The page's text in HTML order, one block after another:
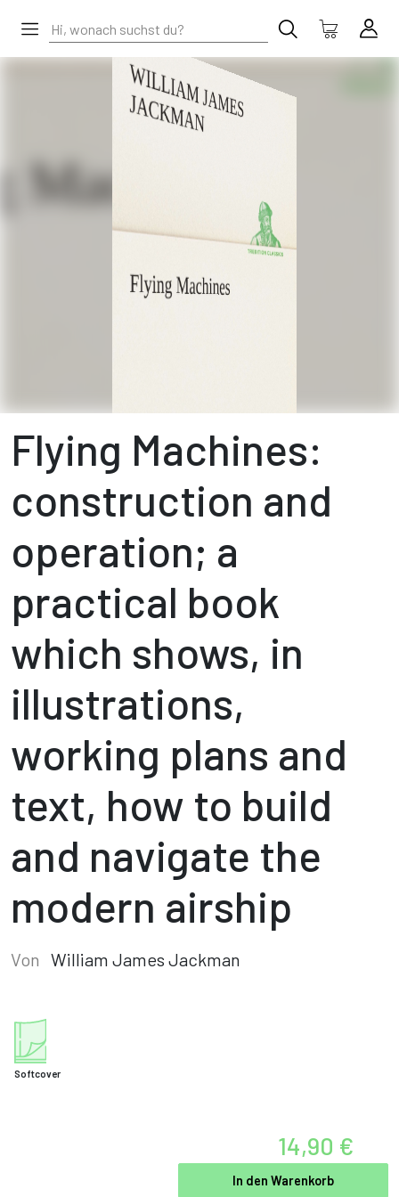
Flying Machines:
construction and
operation; a
practical book
which shows, in
illustrations,
working plans and
text, how to build
and navigate the
modern airship
Von William James Jackman
Softcover
14,90 €
In den Warenkorb